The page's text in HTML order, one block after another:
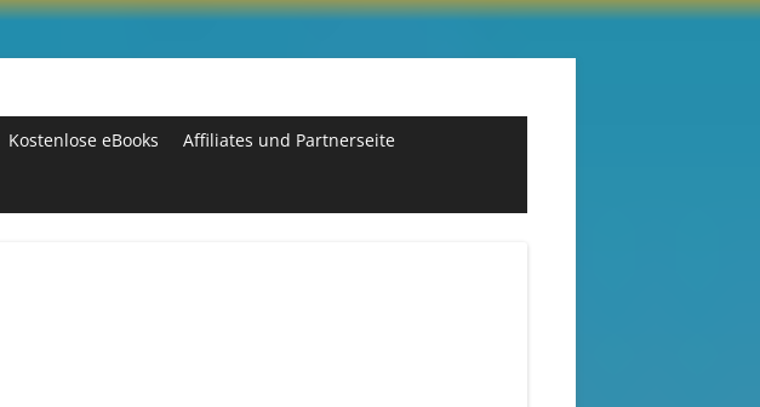
Kostenlose eBooks Affiliates und Partnerseite